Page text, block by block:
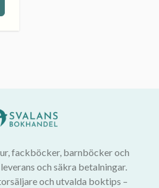
fackböcker, barnböcker och
och säkra betalningar.
och utvalda boktips –